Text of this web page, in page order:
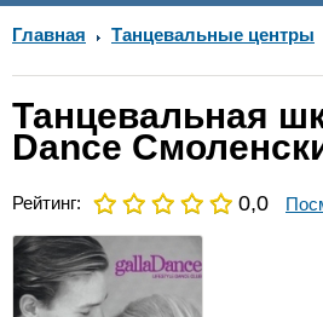
Главная Танцевальные центры
Танцевальная
Dance
Рейтинг: 0,0